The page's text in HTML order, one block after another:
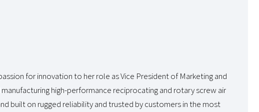
for innovation to her role as Vice President of Marketing and
high-performance reciprocating and rotary screw air
built on rugged reliability and trusted by customers in the most